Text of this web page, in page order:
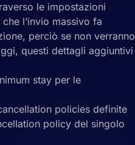
le impostazioni
l’invio massivo fa
perciò se non verranno
questi dettagli aggiuntivi
stay per le
policies definite
policy del singolo